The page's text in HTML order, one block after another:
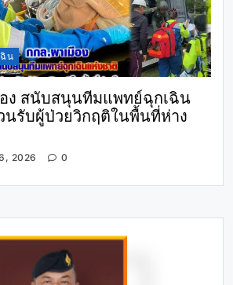
น
อง สนับสนุนทีมแพทย์ฉุกเฉิน
รับผู้ป่วยวิกฤติในพื้นที่ห่าง
2026 0